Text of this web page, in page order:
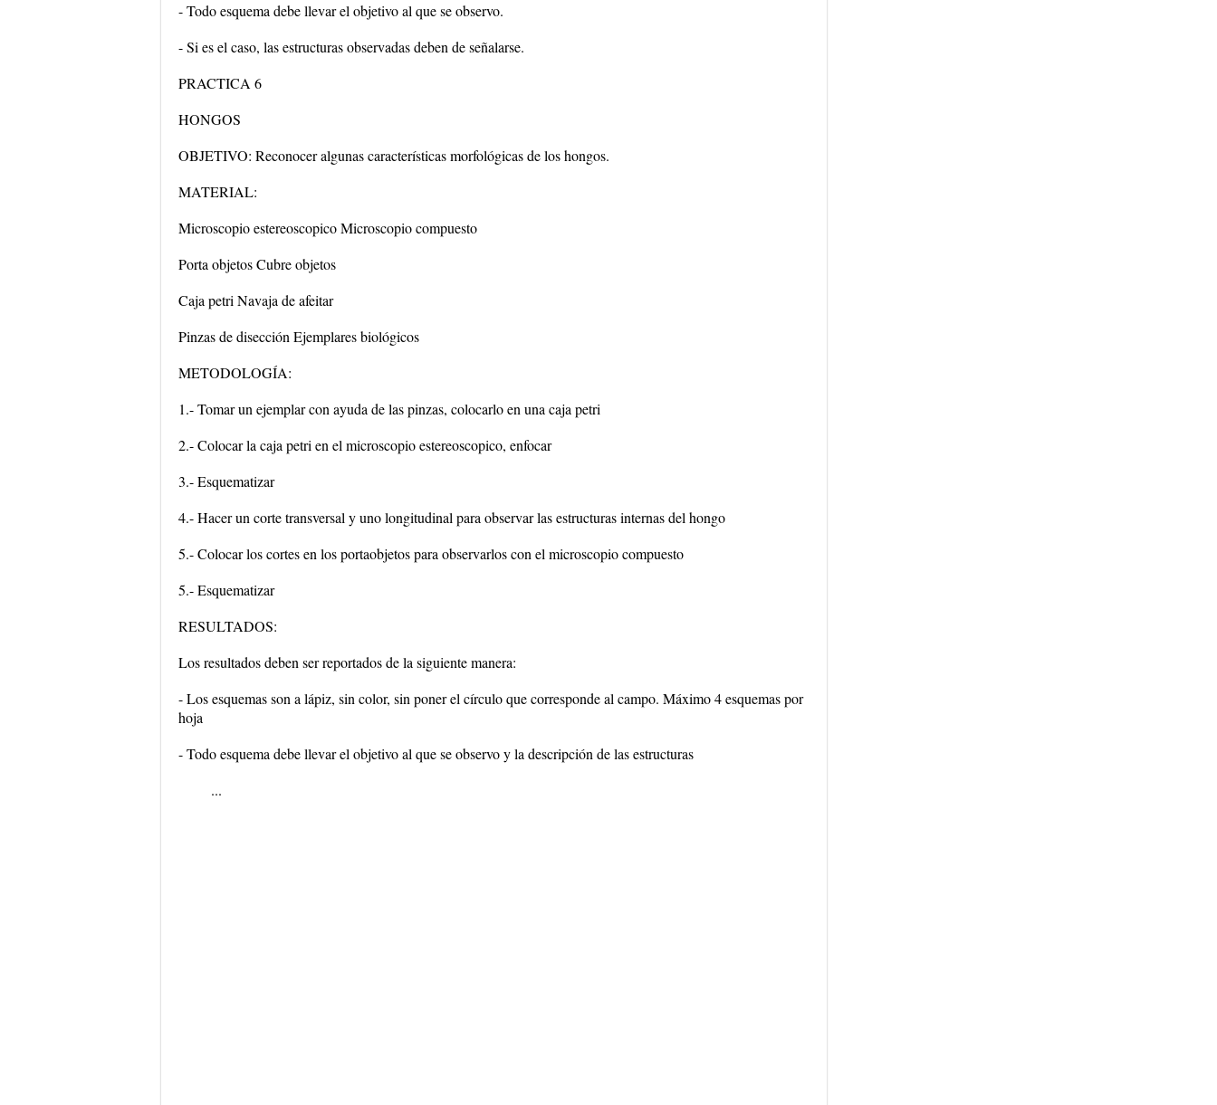
- Todo esquema debe llevar el objetivo al que se observo.
- Si es el caso, las estructuras observadas deben de señalarse.
PRACTICA 6
HONGOS
OBJETIVO: Reconocer algunas características morfológicas de los hongos.
MATERIAL:
Microscopio estereoscopico Microscopio compuesto
Porta objetos Cubre objetos
Caja petri Navaja de afeitar
Pinzas de disección Ejemplares biológicos
METODOLOGÍA:
1.- Tomar un ejemplar con ayuda de las pinzas, colocarlo en una caja petri
2.- Colocar la caja petri en el microscopio estereoscopico, enfocar
3.- Esquematizar
4.- Hacer un corte transversal y uno longitudinal para observar las estructuras internas del hongo
5.- Colocar los cortes en los portaobjetos para observarlos con el microscopio compuesto
5.- Esquematizar
RESULTADOS:
Los resultados deben ser reportados de la siguiente manera:
- Los esquemas son a lápiz, sin color, sin poner el círculo que corresponde al campo. Máximo 4 esquemas por
hoja
- Todo esquema debe llevar el objetivo al que se observo y la descripción de las estructuras
...